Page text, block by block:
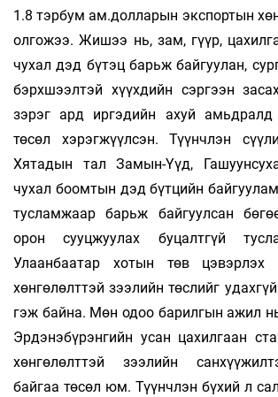
1.8 тэрбум ам.долларын экспортын
олгожээ. Жишээ нь, зам, гүүр,
чухал дэд бүтэц барьж байгуулан,
бэрхшээлтэй хүүхдийн сэргээн
зэрэг ард иргэдийн ахуй амьдралд
төсөл хэрэгжүүлсэн. Түүнчлэн
Хятадын тал Замын-Үүд,
чухал боомтын дэд бүтцийн
тусламжаар барьж байгуулсан
орон сууцжуулах буцалтгүй
Улаанбаатар хотын төв цэвэрлэх
хөнгөлөлттэй зээлийн төслийг
гэж байна. Мөн одоо барилгын ажил
Эрдэнэбүрэнгийн усан цахилгаан
хөнгөлөлттэй зээлийн
байгаа төсөл юм. Түүнчлэн бүхий л